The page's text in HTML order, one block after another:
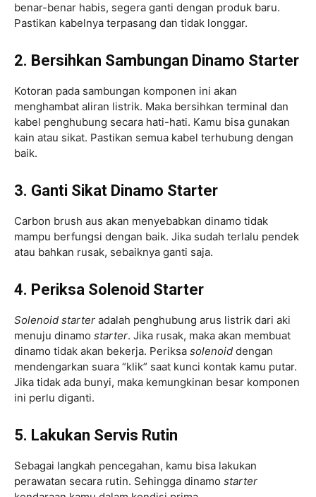
benar-benar habis, segera ganti dengan produk baru.
Pastikan kabelnya terpasang dan tidak longgar.
2. Bersihkan Sambungan Dinamo Starter
Kotoran pada sambungan komponen ini akan
menghambat aliran listrik. Maka bersihkan terminal dan
kabel penghubung secara hati-hati. Kamu bisa gunakan
kain atau sikat. Pastikan semua kabel terhubung dengan
baik.
3. Ganti Sikat Dinamo Starter
Carbon brush aus akan menyebabkan dinamo tidak
mampu berfungsi dengan baik. Jika sudah terlalu pendek
atau bahkan rusak, sebaiknya ganti saja.
4. Periksa Solenoid Starter
Solenoid starter adalah penghubung arus listrik dari aki
menuju dinamo starter. Jika rusak, maka akan membuat
dinamo tidak akan bekerja. Periksa solenoid dengan
mendengarkan suara “klik” saat kunci kontak kamu putar.
Jika tidak ada bunyi, maka kemungkinan besar komponen
ini perlu diganti.
5. Lakukan Servis Rutin
Sebagai langkah pencegahan, kamu bisa lakukan
perawatan secara rutin. Sehingga dinamo starter